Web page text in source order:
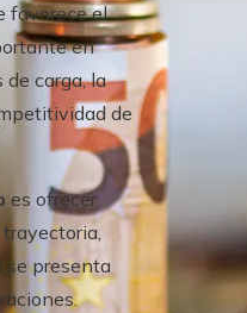
favorece el
en
carga, la
de
es ofrecer
se presenta